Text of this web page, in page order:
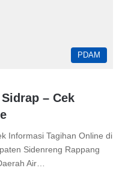
PDAM
– Cek
Informasi Tagihan Online di
Sidenreng Rappang
Air…